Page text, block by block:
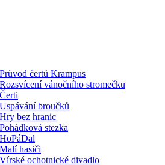
čertů Krampus
vánočního stromečku
broučků
bez hranic
stezka
hasiči
ochotnické divadlo